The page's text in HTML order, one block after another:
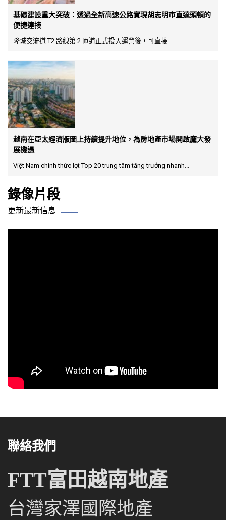
基礎建設重大突破：透過全新高速公路實現胡志明市直達頭頓的
便捷連接
隆城交流道 T2 路線第 2 匝道正式投入運營後，可直接...
越南在亞太經濟版圖上持續提升地位，為房地產市場開啟龐大發
展機遇
Việt Nam chính thức lọt Top 20 trung tâm tăng trưởng nhanh...
錄像片段
更新最新信息
聯絡我們
FTT富田越南地產
台灣家澤國際地產